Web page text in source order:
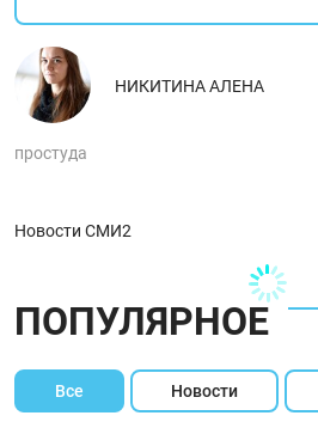
НИКИТИНА АЛЕНА
простуда
Новости СМИ2
ПОПУЛЯРНОЕ
Все Новости